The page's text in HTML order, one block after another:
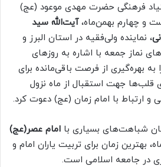
فرهنگی حضرت مهدی موعود (عج)
و چهارم بهمن‌ماه،آیت‌الله سید
، نماینده ولی‌فقیه در استان البرز و
نماز جمعه با اشاره به روزهای
به بهره‌گیری از فرصت باقی‌مانده برای
جهت استقبال از ماه نزول
و ارتباط با امام زمان (عج) دعوت کرد.
شباهت‌های بسیاری با امام عصر(عج)
بهترین زمان برای تربیت یاران امام و
در جامعه اسلامی است.